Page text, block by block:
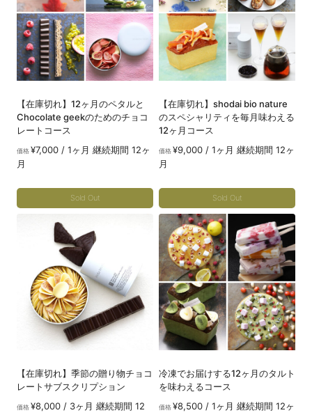
【在庫切れ】12ヶ月のペタルと
Chocolate geekのためのチョコ
レートコース
価格 ¥7,000 / 1ヶ月 継続期間 12ヶ
月
Sold Out
の
バ
リ
【在庫切れ】shodai bio nature
のスペシャリティを毎月味わえる
12ヶ月コース
価格 ¥9,000 / 1ヶ月 継続期間 12ヶ
月
Sold Out
こ
の
商
品
に
は
複
数
の
バ
リ
【在庫切れ】季節の贈り物チョコ
レートサブスクリプション
価格 ¥8,000 / 3ヶ月 継続期間 12
冷凍でお届けする12ヶ月のタルト
を味わえるコース
価格 ¥8,500 / 1ヶ月 継続期間 12ヶ